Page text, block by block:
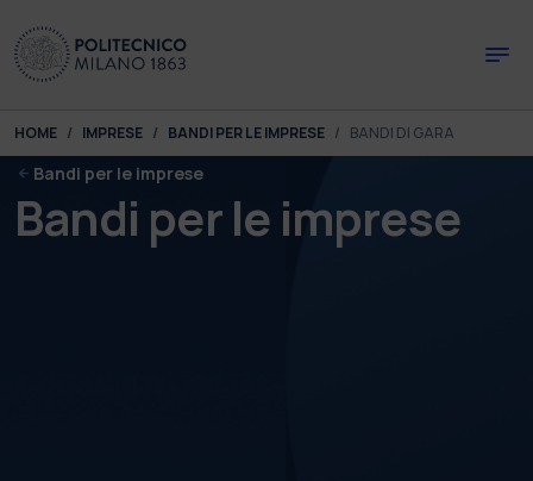
You are here:
HOME IMPRESE BANDI PER LE IMPRESE BANDI DI GARA
Bandi per le imprese
Bandi per le imprese